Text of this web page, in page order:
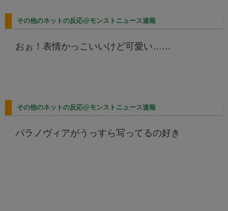
その他のネットの反応@モンストニュース速報
おぉ！表情かっこいいけど可愛い……
その他のネットの反応@モンストニュース速報
パラノヴィアがうっすら写ってるの好き